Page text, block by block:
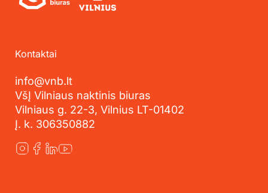
Kontaktai
info@vnb.lt
VšĮ Vilniaus naktinis biuras
Vilniaus g. 22-3, Vilnius LT-01402
Į. k. 306350882